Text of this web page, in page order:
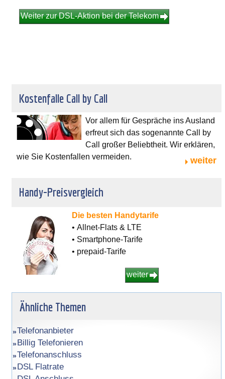
Weiter zur DSL-Aktion bei der Telekom
Kostenfalle Call by Call
Vor allem für Gespräche ins Ausland
erfreut sich das sogenannte Call by
Call großer Beliebtheit. Wir erklären,
wie Sie Kostenfallen vermeiden.
weiter
Handy-Preisvergleich
Die besten Handytarife
• Allnet-Flats & LTE
• Smartphone-Tarife
• prepaid-Tarife
weiter
Ähnliche Themen
Telefonanbieter
Billig Telefonieren
Telefonanschluss
DSL Flatrate